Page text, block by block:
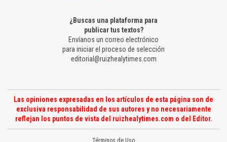
¿Buscas una plataforma para
publicar tus textos?
Envíanos un correo electrónico
para iniciar el proceso de selección
editorial@ruizhealytimes.com
Las opiniones expresadas en los artículos de esta página son de
exclusiva responsabilidad de sus autores y no necesariamente
reflejan los puntos de vista del ruizhealytimes.com o del Editor.